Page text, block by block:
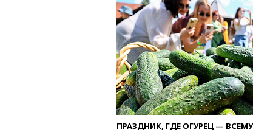
ПРАЗДНИК, ГДЕ ОГУРЕЦ —